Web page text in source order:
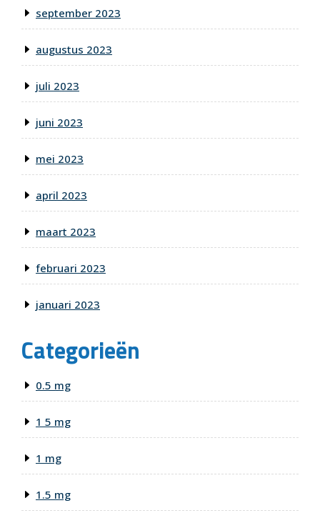
september 2023
augustus 2023
juli 2023
juni 2023
mei 2023
april 2023
maart 2023
februari 2023
januari 2023
Categorieën
0.5 mg
1 5 mg
1 mg
1.5 mg